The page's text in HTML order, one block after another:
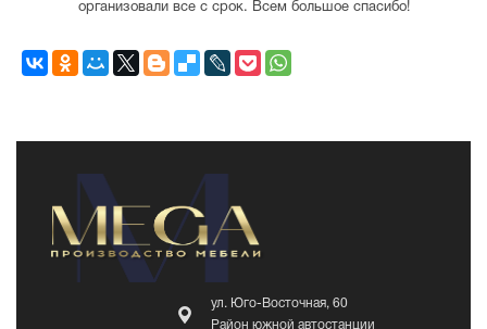
организовали все с срок. Всем большое спасибо!
ул. Юго-Восточная, 60
Район южной автостанции